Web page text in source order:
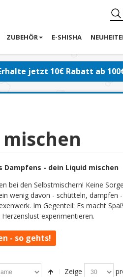
ZUBEHÖR E-SHISHA
jetzt 10€ Rabatt ab
Dampfens - dein Liquid mischen
bei den Selbstmischern! Keine
wenig davon - schütteln, dampfen
Im Gegenteil: Es macht
experimentieren.
- so gehts!
Zeige